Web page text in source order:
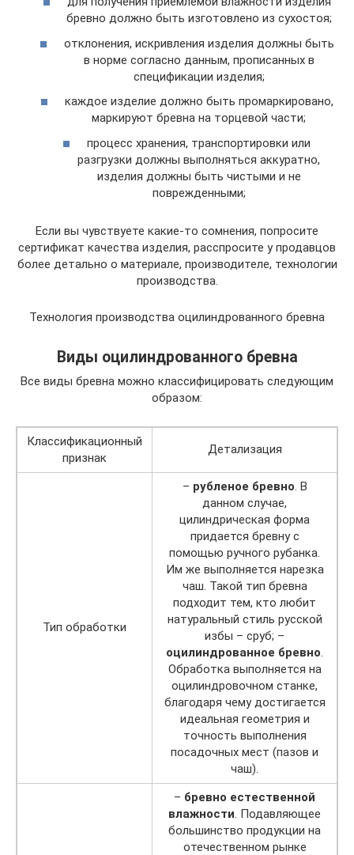
бревно должно быть изготовлено из сухостоя;
отклонения, искривления изделия должны быть
в норме согласно данным, прописанных в
спецификации изделия;
каждое изделие должно быть промаркировано,
маркируют бревна на торцевой части;
процесс хранения, транспортировки или
разгрузки должны выполняться аккуратно,
изделия должны быть чистыми и не
поврежденными;
Если вы чувствуете какие-то сомнения, попросите
сертификат качества изделия, расспросите у продавцов
более детально о материале, производителе, технологии
производства.
Технология производства оцилиндрованного бревна
Виды оцилиндрованного бревна
Все виды бревна можно классифицировать следующим
образом:
Классификационный
признак
Детализация
Тип обработки
– рубленое бревно . В
данном случае,
цилиндрическая форма
придается бревну с
помощью ручного рубанка.
Им же выполняется нарезка
чаш. Такой тип бревна
подходит тем, кто любит
натуральный стиль русской
избы – сруб; –
оцилиндрованное бревно
Обработка выполняется на
оцилиндровочном станке,
благодаря чему достигается
идеальная геометрия и
точность выполнения
посадочных мест (пазов и
чаш).
– бревно естественной
влажности . Подавляющее
большинство продукции на
отечественном рынке